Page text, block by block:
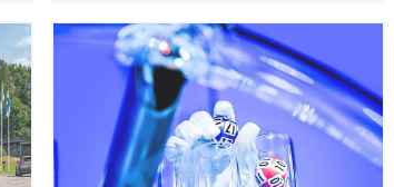
helmikuuta.